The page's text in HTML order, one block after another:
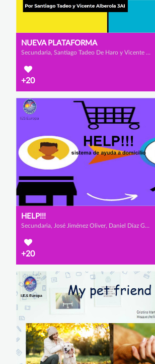
NUEVA PLATAFORMA
Secundaria, Santiago Tadeo De Haro y Vicente Alberola Rodríguez
+20
HELP!!!
Secundaria, José Jiménez Oliver, Daniel Díaz Grande y Adrian Soto Hernández
+20